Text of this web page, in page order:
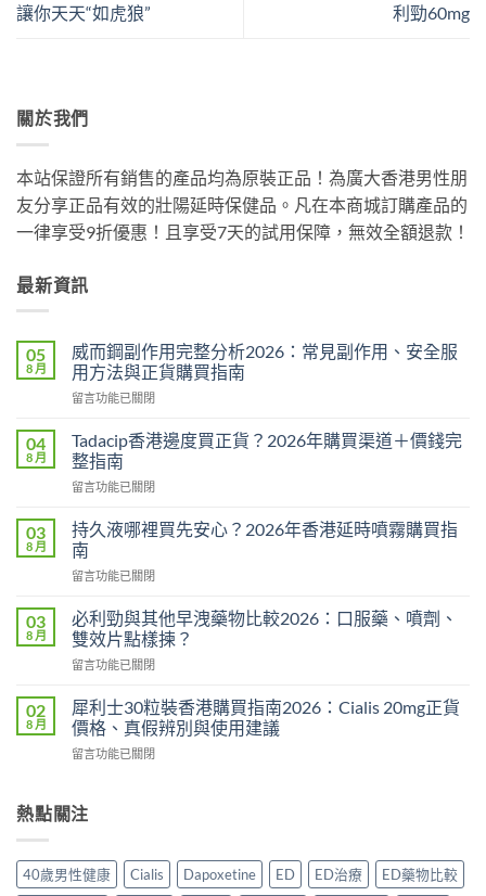
讓你天天“如虎狼”
利勁60mg
關於我們
本站保證所有銷售的產品均為原裝正品！為廣大香港男性朋
友分享正品有效的壯陽延時保健品。凡在本商城訂購產品的
一律享受9折優惠！且享受7天的試用保障，無效全額退款！
最新資訊
05
8 月
威而鋼副作用完整分析2026：常見副作用、安全服
用方法與正貨購買指南
在
而
鋼
副
作
完
整
分
析
常
見
作
安
全
服
法
與
貨
購
留言功能已關閉
04
8 月
Tadacip香港邊度買正貨？2026年購買渠道＋價錢完
整指南
在
香
港
邊
度
正
貨？
2026
年
買
渠
＋
完
南〉
中
留言功能已關閉
03
8 月
持久液哪裡買先安心？2026年香港延時噴霧購買指
南
在
久
液
哪
裡
先
安
心？
2026
港
噴
霧
留言功能已關閉
03
8 月
必利勁與其他早洩藥物比較2026：口服藥、噴劑、
雙效片點樣揀？
在
利
勁
與
其
洩
比
較
留言功能已關閉
02
8 月
犀利士30粒裝香港購買指南2026：Cialis 20mg正貨
價格、真假辨別與使用建議
在
士
30
裝
香
留言功能已關閉
熱點關注
40歲男性健康 Cialis Dapoxetine ED ED治療 ED藥物比較